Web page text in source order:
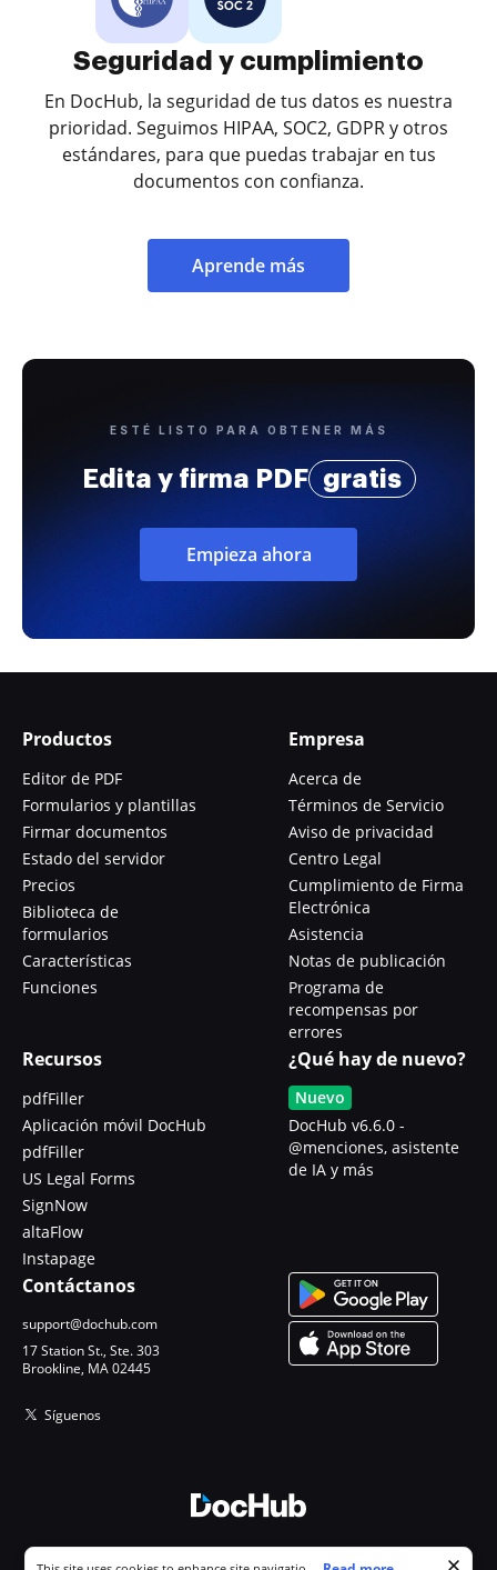
Seguridad y cumplimiento
En DocHub, la seguridad de tus datos es nuestra
prioridad. Seguimos HIPAA, SOC2, GDPR y otros
estándares, para que puedas trabajar en tus
documentos con confianza.
Aprende más
ESTÉ LISTO PARA OBTENER MÁS
Edita y firma PDF gratis
Empieza ahora
Productos
Editor de PDF
Formularios y plantillas
Firmar documentos
Estado del servidor
Precios
Biblioteca de
formularios
Características
Funciones
Empresa
Acerca de
Términos de Servicio
Aviso de privacidad
Centro Legal
Cumplimiento de Firma
Electrónica
Asistencia
Notas de publicación
Programa de
recompensas por
errores
Recursos
pdfFiller
Aplicación móvil DocHub
pdfFiller
US Legal Forms
SignNow
altaFlow
Instapage
¿Qué hay de nuevo?
Nuevo
DocHub v6.6.0 -
@menciones, asistente
de IA y más
Contáctanos
support@dochub.com
17 Station St., Ste. 303
Brookline, MA 02445
Síguenos